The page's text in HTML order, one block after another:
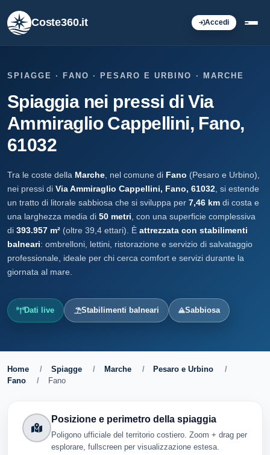
Coste360.it Accedi
SPIAGGE · FANO · PESARO E URBINO · MARCHE
Spiaggia nei pressi di Via
Ammiraglio Cappellini, Fano,
61032
Tra le coste della Marche , nel comune di Fano (Pesaro e Urbino),
nei pressi di Via Ammiraglio Cappellini, Fano, 61032 , si estende
un tratto di litorale sabbiosa che si sviluppa per 7,46 km di costa e
una larghezza media di 50 metri , con una superficie complessiva
di 393.957 m² (oltre 39,4 ettari). È attrezzata con stabilimenti
balneari: ombrelloni, lettini, ristorazione e servizio di salvataggio
professionale, ideale per chi cerca comfort e servizi durante la
giornata al mare.
Dati live Stabilimenti balneari Sabbiosa
Home / Spiagge / Marche / Pesaro e Urbino
/
Fano
/ Fano
Posizione e perimetro della spiaggia
Poligono ufficiale del territorio costiero. Zoom + drag per
esplorare, fullscreen per visualizzazione estesa.